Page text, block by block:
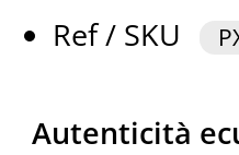
Ref / SKU
Autenticità